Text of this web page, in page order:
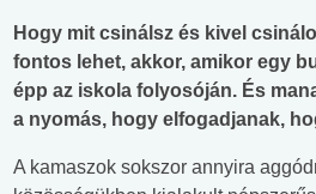
Hogy mit csinálsz és kivel
fontos lehet, akkor, amikor egy
épp az iskola folyosóján. És
a nyomás, hogy elfogadjanak,
A kamaszok sokszor annyira